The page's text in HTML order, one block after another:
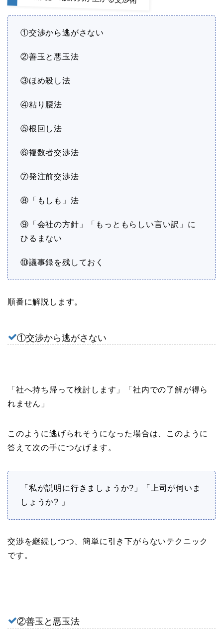
①交渉から逃がさない
②善玉と悪玉法
③ほめ殺し法
④粘り腰法
⑤根回し法
⑥複数者交渉法
⑦発注前交渉法
⑧「もしも」法
⑨「会社の方針」「もっともらしい言い訳」に
ひるまない
⑩議事録を残しておく
順番に解説します。
①交渉から逃がさない
「社へ持ち帰って検討します」「社内での了解が得ら
れません」
このように逃げられそうになった場合は、このように
答えて次の手につなげます。
「私が説明に行きましょうか?」「上司が伺いま
しょうか? 」
交渉を継続しつつ、簡単に引き下がらないテクニック
です。
②善玉と悪玉法